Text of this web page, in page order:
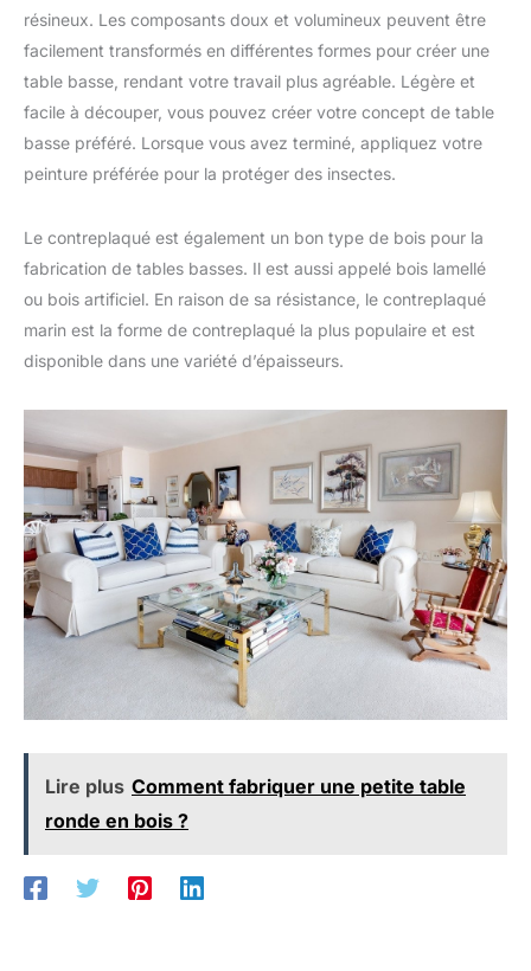
résineux. Les composants doux et volumineux peuvent être
facilement transformés en différentes formes pour créer une
table basse, rendant votre travail plus agréable. Légère et
facile à découper, vous pouvez créer votre concept de table
basse préféré. Lorsque vous avez terminé, appliquez votre
peinture préférée pour la protéger des insectes.
Le contreplaqué est également un bon type de bois pour la
fabrication de tables basses. Il est aussi appelé bois lamellé
ou bois artificiel. En raison de sa résistance, le contreplaqué
marin est la forme de contreplaqué la plus populaire et est
disponible dans une variété d’épaisseurs.
Lire plus Comment fabriquer une petite table
ronde en bois ?